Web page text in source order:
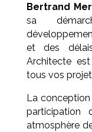
Bertrand
sa
et des
Architecte
tous vos
La
participation
atmosphère